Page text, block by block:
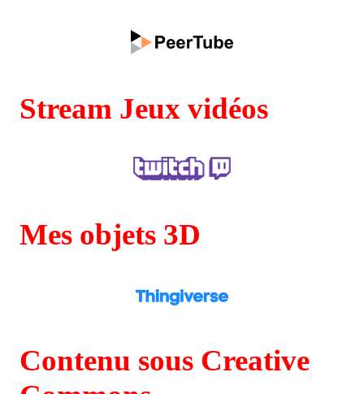
Stream Jeux vidéos
Mes objets 3D
Contenu sous Creative